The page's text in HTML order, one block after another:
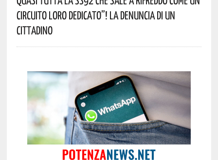
Circuito Loro Dedicato”! La Denuncia Di Un
Cittadino